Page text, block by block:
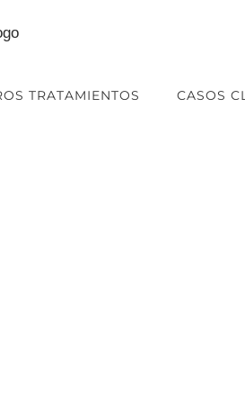
TRATAMIENTOS CASOS